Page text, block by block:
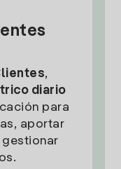
,
diario
para
aportar